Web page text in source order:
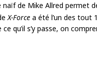
de Mike Allred permet
X-Force a été l’un des tout 1
qu’il s’y passe, on